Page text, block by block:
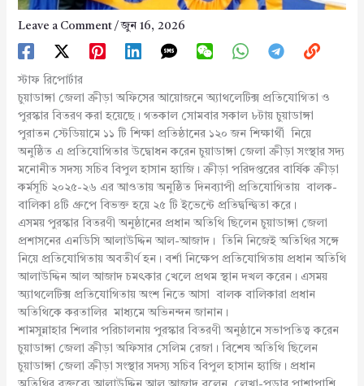
Leave a Comment /জুন 16, 2026
স্টাফ রিপোর্টার
চুয়াডাঙ্গা জেলা ক্রীড়া অফিসের আয়োজনে অ্যাথলেটিক্স প্রতিযোগিতা ও
পুরস্কার বিতরণ করা হয়েছে। গতকাল সোমবার সকাল ৮টায় চুয়াডাঙ্গা
পুরাতন স্টেডিয়ামে ১১ টি শিক্ষা প্রতিষ্ঠানের ১২০ জন শিক্ষার্থী নিয়ে
অনুষ্ঠিত এ প্রতিযোগিতার উদ্বোধন করেন চুয়াডাঙ্গা জেলা ক্রীড়া সংস্থার সদ্য
মনোনীত সদস্য সচিব বিপুল হাসান হ্যাজি। ক্রীড়া পরিদপ্তরের বার্ষিক ক্রীড়া
কর্মসূচি ২০২৫-২৬ এর আওতায় অনুষ্ঠিত দিনব্যাপী প্রতিযোগিতায় বালক-
বালিকা ৪টি গ্রুপে বিভক্ত হয়ে ২৫ টি ইভেন্টে প্রতিদ্বন্দ্বিতা করে।
এসময় পুরস্কার বিতরণী অনুষ্ঠানের প্রধান অতিথি ছিলেন চুয়াডাঙ্গা জেলা
প্রশাসনের এনডিসি আলাউদ্দিন আল-আজাদ। তিনি নিজেই অতিথির সঙ্গে
নিয়ে প্রতিযোগিতায় অবতীর্ণ হন। বর্শা নিক্ষেপ প্রতিযোগিতায় প্রধান অতিথি
আলাউদ্দিন আল আজাদ চমৎকার খেলে প্রথম স্থান দখল করেন। এসময়
অ্যাথলেটিক্স প্রতিযোগিতায় অংশ নিতে আসা বালক বালিকারা প্রধান
অতিথিকে করতালির মাধ্যমে অভিনন্দন জানান।
শামসুন্নাহার শিলার পরিচালনায় পুরস্কার বিতরণী অনুষ্ঠানে সভাপতিত্ব করেন
চুয়াডাঙ্গা জেলা ক্রীড়া অফিসার সেলিম রেজা। বিশেষ অতিথি ছিলেন
চুয়াডাঙ্গা জেলা ক্রীড়া সংস্থার সদস্য সচিব বিপুল হাসান হ্যাজি। প্রধান